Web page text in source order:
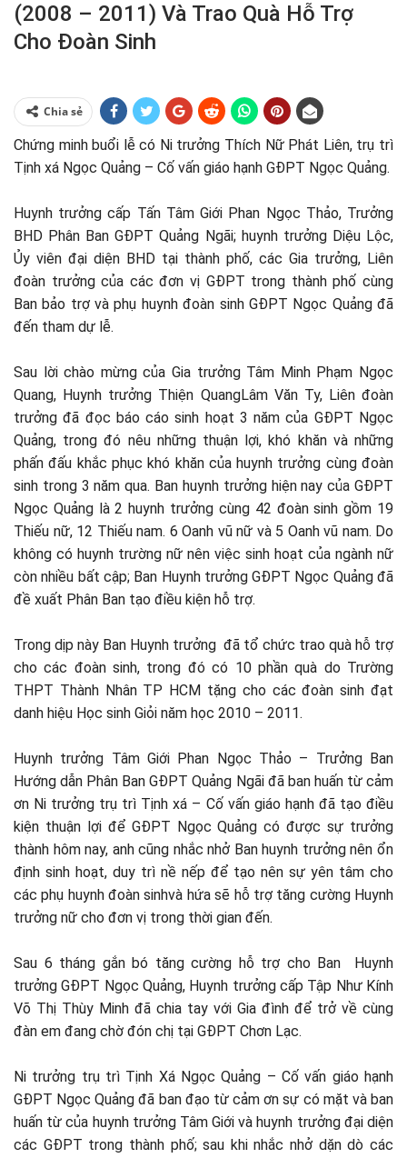
(2008 – 2011) Và Trao Quà Hỗ Trợ
Cho Đoàn Sinh
Chia sẻ
Chứng minh buổi lễ có Ni trưởng Thích Nữ Phát Liên, trụ trì
Tịnh xá Ngọc Quảng – Cố vấn giáo hạnh GĐPT Ngọc Quảng.
Huynh trưởng cấp Tấn Tâm Giới Phan Ngọc Thảo, Trưởng
BHD Phân Ban GĐPT Quảng Ngãi; huynh trưởng Diệu Lộc,
Ủy viên đại diện BHD tại thành phố, các Gia trưởng, Liên
đoàn trưởng của các đơn vị GĐPT trong thành phố cùng
Ban bảo trợ và phụ huynh đoàn sinh GĐPT Ngọc Quảng đã
đến tham dự lễ.
Sau lời chào mừng của Gia trưởng Tâm Minh Phạm Ngọc
Quang, Huynh trưởng Thiện QuangLâm Văn Ty, Liên đoàn
trưởng đã đọc báo cáo sinh hoạt 3 năm của GĐPT Ngọc
Quảng, trong đó nêu những thuận lợi, khó khăn và những
phấn đấu khắc phục khó khăn của huynh trưởng cùng đoàn
sinh trong 3 năm qua. Ban huynh trưởng hiện nay của GĐPT
Ngọc Quảng là 2 huynh trưởng cùng 42 đoàn sinh gồm 19
Thiếu nữ, 12 Thiếu nam. 6 Oanh vũ nữ và 5 Oanh vũ nam. Do
không có huynh trường nữ nên việc sinh hoạt của ngành nữ
còn nhiều bất cập; Ban Huynh trưởng GĐPT Ngọc Quảng đã
đề xuất Phân Ban tạo điều kiện hỗ trợ.
Trong dịp này Ban Huynh trưởng đã tổ chức trao quà hỗ trợ
cho các đoàn sinh, trong đó có 10 phần quà do Trường
THPT Thành Nhân TP HCM tặng cho các đoàn sinh đạt
danh hiệu Học sinh Giỏi năm học 2010 – 2011.
Huynh trưởng Tâm Giới Phan Ngọc Thảo – Trưởng Ban
Hướng dẫn Phân Ban GĐPT Quảng Ngãi đã ban huấn từ cảm
ơn Ni trưởng trụ trì Tịnh xá – Cố vấn giáo hạnh đã tạo điều
kiện thuận lợi để GĐPT Ngọc Quảng có được sự trưởng
thành hôm nay, anh cũng nhắc nhở Ban huynh trưởng nên ổn
định sinh hoạt, duy trì nề nếp để tạo nên sự yên tâm cho
các phụ huynh đoàn sinhvà hứa sẽ hỗ trợ tăng cường Huynh
trưởng nữ cho đơn vị trong thời gian đến.
Sau 6 tháng gắn bó tăng cường hỗ trợ cho Ban Huynh
trưởng GĐPT Ngọc Quảng, Huynh trưởng cấp Tập Như Kính
Võ Thị Thùy Minh đã chia tay với Gia đình để trở về cùng
đàn em đang chờ đón chị tại GĐPT Chơn Lạc.
Ni trưởng trụ trì Tịnh Xá Ngọc Quảng – Cố vấn giáo hạnh
GĐPT Ngọc Quảng đã ban đạo từ cảm ơn sự có mặt và ban
huấn từ của huynh trưởng Tâm Giới và huynh trưởng đại diện
các GĐPT trong thành phố; sau khi nhắc nhở dặn dò các